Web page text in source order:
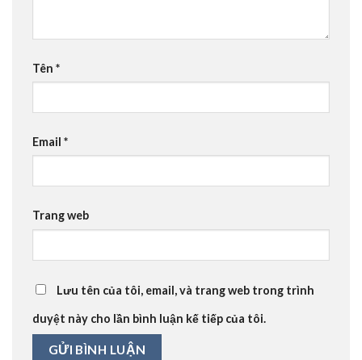
Tên *
Email *
Trang web
Lưu tên của tôi, email, và trang web trong trình
duyệt này cho lần bình luận kế tiếp của tôi.